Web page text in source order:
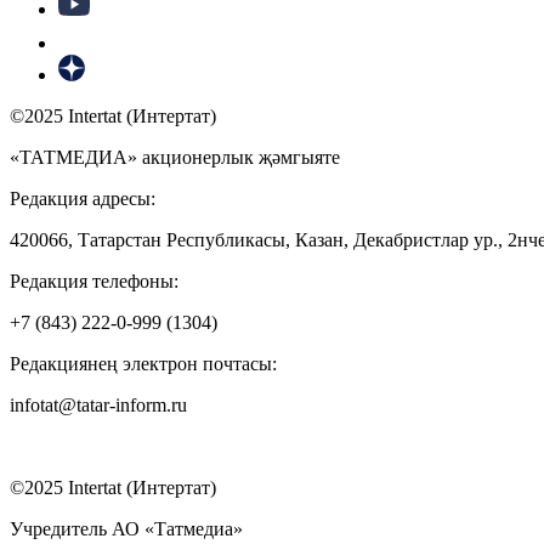
©2025 Intertat (Интертат)
«ТАТМЕДИА» акционерлык җәмгыяте
Редакция адресы:
420066, Татарстан Республикасы, Казан, Декабристлар ур.,
Редакция телефоны:
+7 (843) 222-0-999 (1304)
Редакциянең электрон почтасы:
infotat@tatar-inform.ru
©2025 Intertat (Интертат)
Учредитель АО «Татмедиа»